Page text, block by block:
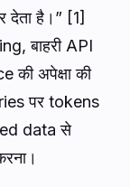
देता है।” [1]
बाहरी API
की अपेक्षा की
पर tokens
data से